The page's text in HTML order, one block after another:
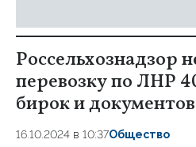
Россельхознадзор
перевозку по ЛНР
бирок и документов
16.10.2024 в 10:37Общество